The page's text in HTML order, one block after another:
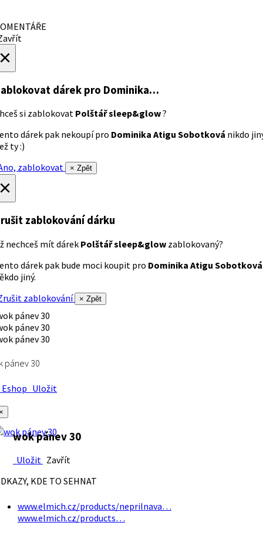
dárek pro Dominika…
si zablokovat Polštář sleep&glow?
dárek pak nekoupí pro Dominika Atigu Sobotková nikdo
ty :)
zablokovat
× Zpět
zablokování dárku
nechceš mít dárek Polštář sleep&glow zablokovaný?
dárek pak bude moci koupit pro Dominika Atigu Sobotková
jiný.
zablokování
× Zpět
pánev 30
Uložit
wok pánev 30
Uložit Zavřít
KDE TO SEHNAT
www.elmich.cz/products/neprilnava…
www.elmich.cz/products…